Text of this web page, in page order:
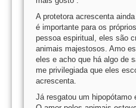
A protetora acrescenta
é importante para os
pessoa espiritual, eles são
animais majestosos. Amo
eles e acho que há algo de
me privilegiada que eles
acrescenta.
Já resgatou um hipopótamo